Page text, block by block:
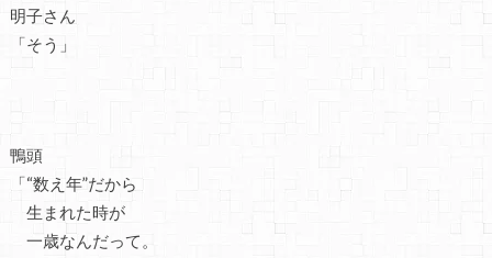
明子さん
「そう」
鴨頭
「“数え年”だから
生まれた時が
一歳なんだって。